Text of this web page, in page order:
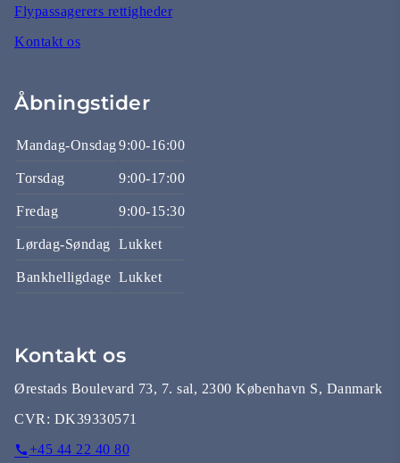
Flypassagerers rettigheder
Kontakt os
Åbningstider
Mandag-Onsdag9:00-16:00
Torsdag 9:00-17:00
Fredag 9:00-15:30
Lørdag-Søndag Lukket
Bankhelligdage Lukket
Kontakt os
Ørestads Boulevard 73, 7. sal, 2300 København S, Danmark
CVR: DK39330571
+45 44 22 40 80